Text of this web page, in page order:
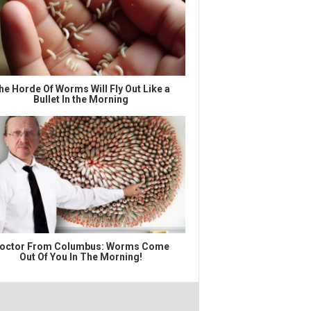
Horde Of Worms Will Fly Out Like a
Bullet In the Morning
From Columbus: Worms Come
Out Of You In The Morning!